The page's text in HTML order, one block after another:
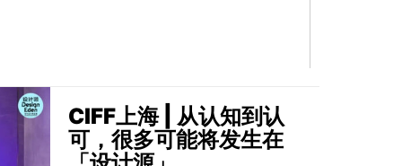
CIFF上海 | 从认知到认
可，很多可能将发生在